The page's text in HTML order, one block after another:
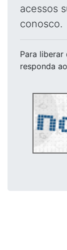
acessos
conosco.
Para liberar
responda